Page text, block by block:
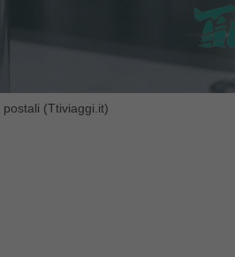
(Ttiviaggi.it)